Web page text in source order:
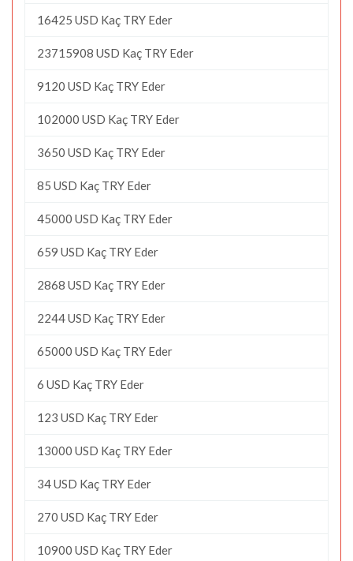
16425 USD Kaç TRY Eder
23715908 USD Kaç TRY Eder
9120 USD Kaç TRY Eder
102000 USD Kaç TRY Eder
3650 USD Kaç TRY Eder
85 USD Kaç TRY Eder
45000 USD Kaç TRY Eder
659 USD Kaç TRY Eder
2868 USD Kaç TRY Eder
2244 USD Kaç TRY Eder
65000 USD Kaç TRY Eder
6 USD Kaç TRY Eder
123 USD Kaç TRY Eder
13000 USD Kaç TRY Eder
34 USD Kaç TRY Eder
270 USD Kaç TRY Eder
10900 USD Kaç TRY Eder